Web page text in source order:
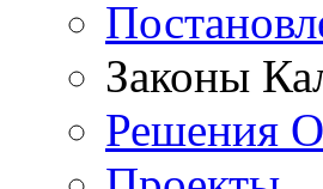
Законы
Решения